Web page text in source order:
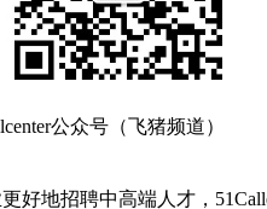
公众号（飞猪频道）
好地招聘中高端人才，